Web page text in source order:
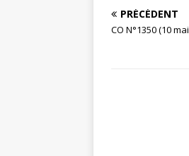
PRÉCÉDENT
CO N°1350 (10